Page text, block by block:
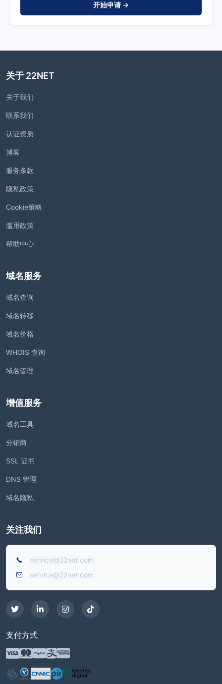
开始申请 →
关于 22NET
关于我们
联系我们
认证资质
博客
服务条款
隐私政策
Cookie策略
滥用政策
帮助中心
域名服务
域名查询
域名转移
域名价格
WHOIS 查询
域名管理
增值服务
域名工具
分销商
SSL 证书
DNS 管理
域名隐私
关注我们
service@22net.com
service@22net.com
支付方式